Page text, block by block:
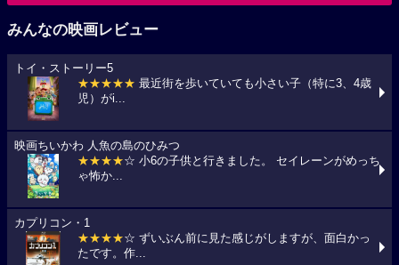
みんなの映画レビュー
トイ・ストーリー5
★★★★★ 最近街を歩いていても小さい子（特に3、4歳
児）がi...
映画ちいかわ 人魚の島のひみつ
★★★★☆ 小6の子供と行きました。 セイレーンがめっち
ゃ怖か...
カプリコン・1
★★★★☆ ずいぶん前に見た感じがしますが、面白かっ
たです。作...